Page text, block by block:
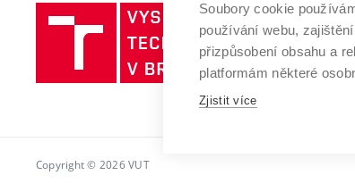
Vysoké
učení
technické
v
Copyright © 2026 VUT
Soubory cookie
používání webu,
přizpůsobení obsahu a
platformám některé
Zjistit více